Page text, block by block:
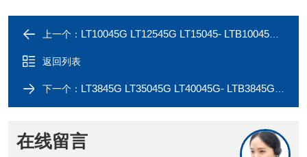
上一个： LT10045G LT12545G LT15045- LTB10045GC LTB12545GC LTB15045GC Liquidtight Con
返回列表
下一个： LT3845G LT35045G LT40045G- LTB3845GC LTB35045GC LTB40045GC Liquidtight Con
在线留言